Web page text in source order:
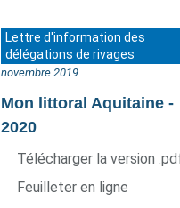
Lettre d'information des
délégations de rivages
novembre 2019
Mon littoral Aquitaine -
2020
Télécharger la version
Feuilleter en ligne